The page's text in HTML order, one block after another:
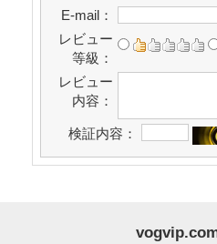
E-mail：
レビュー
等級：
レビュー
内容：
検証内容：